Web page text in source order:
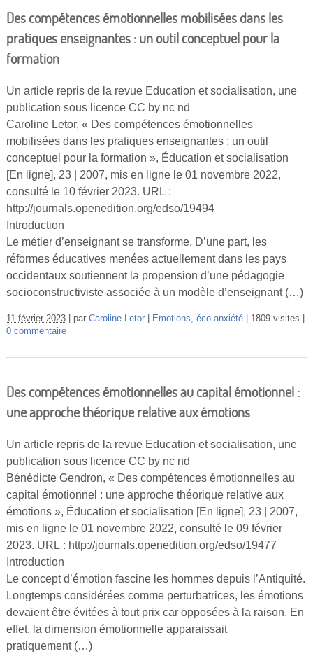
Des compétences émotionnelles mobilisées dans les
pratiques enseignantes : un outil conceptuel pour la
formation
Un article repris de la revue Education et socialisation, une
publication sous licence CC by nc nd
Caroline Letor, « Des compétences émotionnelles
mobilisées dans les pratiques enseignantes : un outil
conceptuel pour la formation », Éducation et socialisation
[En ligne], 23 | 2007, mis en ligne le 01 novembre 2022,
consulté le 10 février 2023. URL :
http://journals.openedition.org/edso/19494
Introduction
Le métier d’enseignant se transforme. D’une part, les
réformes éducatives menées actuellement dans les pays
occidentaux soutiennent la propension d’une pédagogie
socioconstructiviste associée à un modèle d’enseignant (…)
11 février 2023 par Caroline Letor Emotions, éco-anxiété
1809 visites
0 commentaire
Des compétences émotionnelles au capital émotionnel :
une approche théorique relative aux émotions
Un article repris de la revue Education et socialisation, une
publication sous licence CC by nc nd
Bénédicte Gendron, « Des compétences émotionnelles au
capital émotionnel : une approche théorique relative aux
émotions », Éducation et socialisation [En ligne], 23 | 2007,
mis en ligne le 01 novembre 2022, consulté le 09 février
2023. URL : http://journals.openedition.org/edso/19477
Introduction
Le concept d’émotion fascine les hommes depuis l’Antiquité.
Longtemps considérées comme perturbatrices, les émotions
devaient être évitées à tout prix car opposées à la raison. En
effet, la dimension émotionnelle apparaissait
pratiquement (…)